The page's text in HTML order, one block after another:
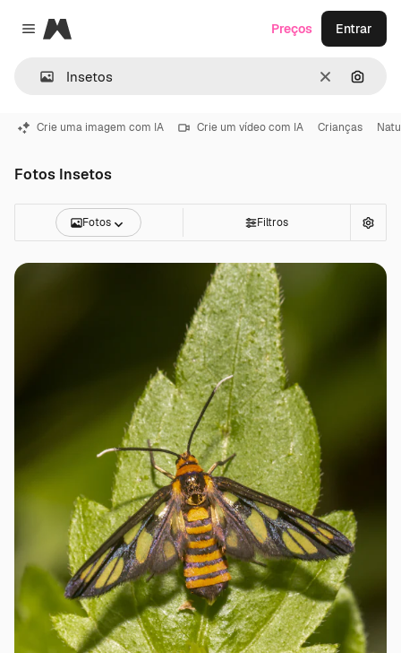
Close menu
Magnific
Limpar
Preços Entrar
Crie uma imagem com IA Crie um vídeo com IA Crianças
Fotos Insetos
Fotos Filtros